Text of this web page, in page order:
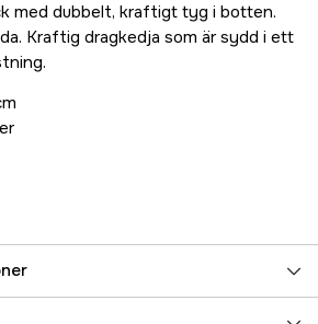
med dubbelt, kraftigt tyg i botten.
Kraftig dragkedja som är sydd i ett